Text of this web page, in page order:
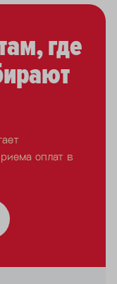
где
оплат в